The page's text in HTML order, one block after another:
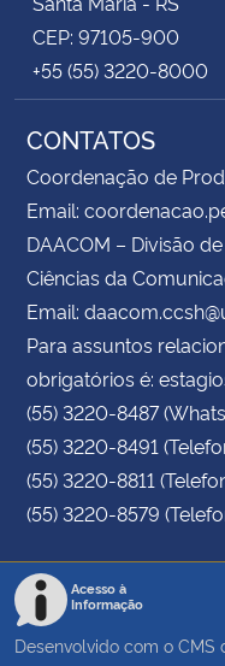
CEP: 97105-900
+55 (55) 3220-8000
CONTATOS
Coordenação de
Email:
DAACOM – Divisão
Ciências da
Email:
Para assuntos
obrigatórios é:
(55) 3220-8487
(55) 3220-8491
(55) 3220-8811
(55) 3220-8579
Acesso à
Informação
Desenvolvido com o